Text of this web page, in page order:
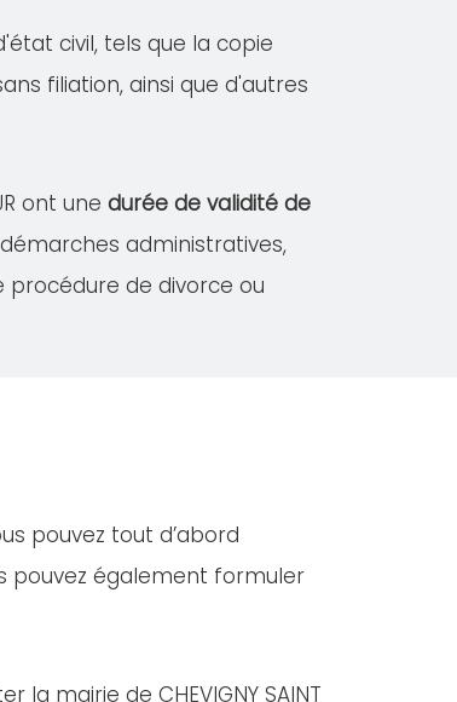
civil, tels que la copie
filiation, ainsi que d'autres
ont une durée de validité de
administratives,
de divorce ou
pouvez tout d’abord
pouvez également formuler
mairie de CHEVIGNY SAINT